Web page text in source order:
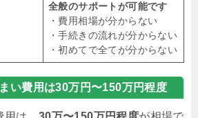
全般のサポートが可能です
・費用相場が分からない
・手続きの流れが分からない
・初めてで全てが分からない
い費用は30万円〜150万円程度